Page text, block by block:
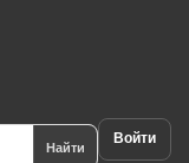
Найти Войти